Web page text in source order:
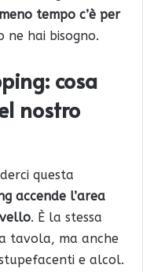
tempo c’è per
ne hai bisogno.
cosa
nostro
questa
accende l’area
. È la stessa
tavola, ma anche
e alcol.